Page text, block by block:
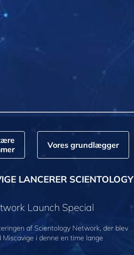
Vores grundlægger
LANCERER SCIENTOLOGY
Launch Special
af Scientology Network, der blev
i denne en time lange